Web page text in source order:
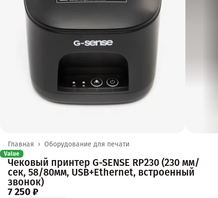
Оборудование для печати
Главная ›
Value
Чековый принтер G-SENSE RP230 (230 мм/
сек, 58/80мм, USB+Ethernet, встроенный
звонок)
7 250 ₽